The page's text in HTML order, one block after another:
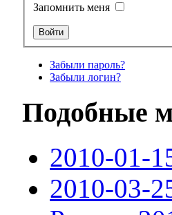
Запомнить меня
Забыли пароль?
Забыли логин?
Подобные
2010-01-
2010-03-